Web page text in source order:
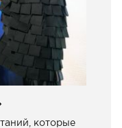
которые